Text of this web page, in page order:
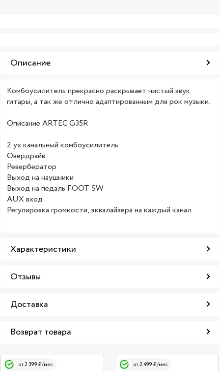
Описание
Комбоусилитель прекрасно раскрывает чистый звук
гитары, а так же отлично адаптированным для рок музыки.
Описание ARTEC G35R
2 ух канальный комбоусилитель
Овердрайв
Ревербератор
Выход на наушники
Выход на педаль FOOT SW
AUХ вход
Регулировка громкости, эквалайзера на каждый канал
Характеристики
Отзывы
Доставка
Возврат товара
от 2 399 ₽/мес от 2 499 ₽/мес